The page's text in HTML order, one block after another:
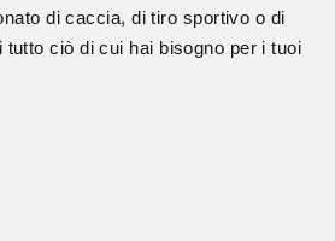
di caccia, di tiro sportivo o di
ciò di cui hai bisogno per i tuoi